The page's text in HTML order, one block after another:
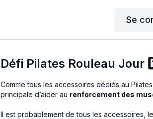
Se
Défi Pilates Rouleau Jour
Comme tous les accessoires dédiés au
principale d’aider au renforcement des
Il est probablement de tous les accessoires,